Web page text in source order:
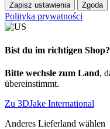
Zapisz ustawienia Zgoda
Polityka prywatności
Bist du im richtigen Shop?
Bitte wechsle zum Land,
übereinstimmt.
Zu 3DJake International
Anderes Lieferland wählen